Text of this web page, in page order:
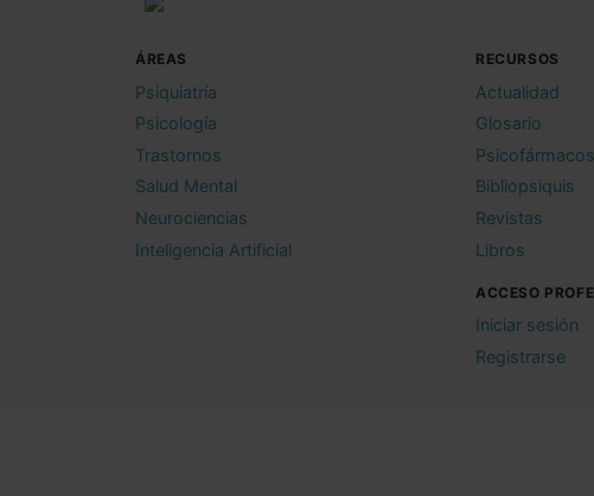
ÁREAS
Psiquiatría
Psicología
Trastornos
Salud Mental
Neurociencias
Inteligencia Artificial
RECURSOS
Actualidad
Glosario
Psicofármacos
Bibliopsiquis
Revistas
Libros
ACCESO
Iniciar sesión
Registrarse